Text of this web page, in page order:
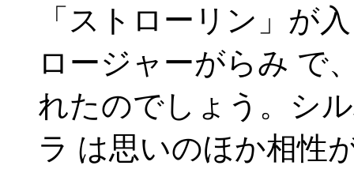
「ストローリン」が
ロージャーがらみ で
れたのでしょう。シ
ラ は思いのほか相性